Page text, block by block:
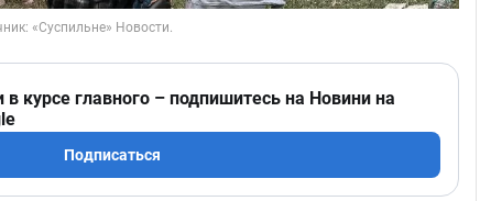
курсе главного – подпишитесь на Новини на
Подписаться